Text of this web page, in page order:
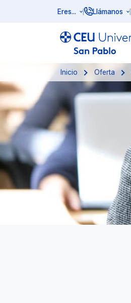
Eres... | Llámanos |
Inicio Oferta